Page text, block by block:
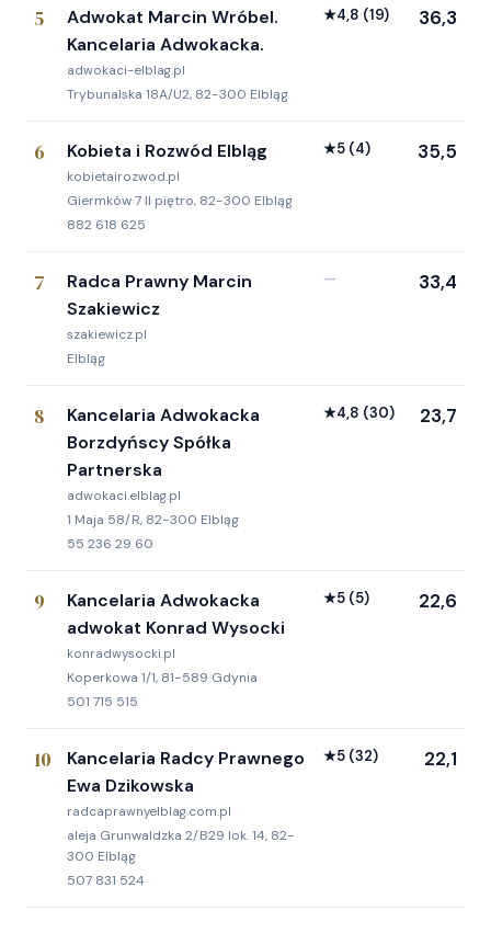
5
Adwokat Marcin Wróbel.
Kancelaria Adwokacka.
adwokaci-elblag.pl
Trybunalska 18A/U2, 82-300 Elbląg
★4,8 (19) 36,3
6 Kobieta i Rozwód Elbląg
kobietairozwod.pl
Giermków 7 II piętro, 82-300 Elbląg
882 618 625
★5 (4) 35,5
7
Radca Prawny Marcin
Szakiewicz
szakiewicz.pl
Elbląg
— 33,4
8
Kancelaria Adwokacka
Borzdyńscy Spółka
Partnerska
adwokaci.elblag.pl
1 Maja 58/R, 82-300 Elbląg
55 236 29 60
★4,8 (30) 23,7
9
Kancelaria Adwokacka
adwokat Konrad Wysocki
konradwysocki.pl
Koperkowa 1/1, 81-589 Gdynia
501 715 515
★5 (5) 22,6
10
Kancelaria Radcy Prawnego
Ewa Dzikowska
radcaprawnyelblag.com.pl
aleja Grunwaldzka 2/B29 lok. 14, 82-
300 Elbląg
507 831 524
★5 (32) 22,1